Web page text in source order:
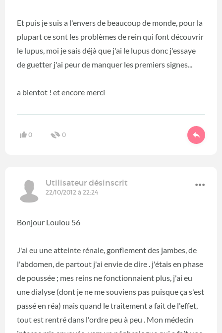
Et puis je suis a l'envers de beaucoup de monde, pour la
plupart ce sont les problèmes de rein qui font découvrir
le lupus, moi je sais déjà que j'ai le lupus donc j'essaye
de guetter j'ai peur de manquer les premiers signes...
a bientot ! et encore merci
0 0
Utilisateur désinscrit
22/10/2012 à 22:24
Bonjour Loulou 56
J'ai eu une atteinte rénale, gonflement des jambes, de
l'abdomen, de partout j'ai envie de dire . j'étais en phase
de poussée ; mes reins ne fonctionnaient plus, j'ai eu
une dialyse (dont je ne me souviens pas puisque ça s'est
passé en réa) mais quand le traitement a fait de l'effet,
tout est rentré dans l'ordre peu à peu . Mon médecin